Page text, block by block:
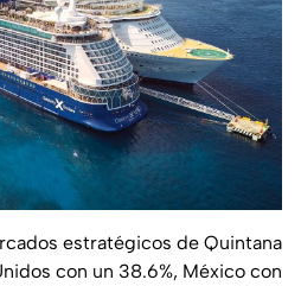
estratégicos de Quintana
con un 38.6%, México con